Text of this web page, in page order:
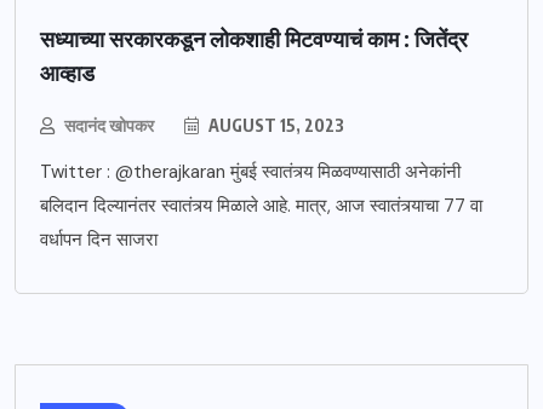
सध्याच्या सरकारकडून लोकशाही मिटवण्याचं काम : जितेंद्र
आव्हाड
सदानंद खोपकर AUGUST 15, 2023
Twitter : @therajkaran मुंबई स्वातंत्र्य मिळवण्यासाठी अनेकांनी
बलिदान दिल्यानंतर स्वातंत्र्य मिळाले आहे. मात्र, आज स्वातंत्र्याचा 77 वा
वर्धापन दिन साजरा